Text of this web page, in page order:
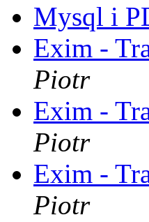
Mysql i
Exim -
Piotr
Exim -
Piotr
Exim -
Piotr